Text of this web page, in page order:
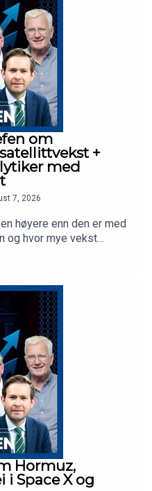
om
+
med
7, 2026
høyere enn den er med
og hvor mye vekst
som skjer i
dagens to gjester,
i Nordic
i Pareto, Tom
Hormuz,
i Space X og